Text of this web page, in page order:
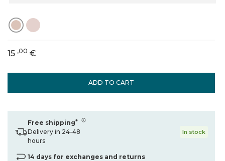
ADD TO CART
15 ,00 €
Free shipping*
Delivery in 24-48
hours
In stock
14 days for exchanges and returns